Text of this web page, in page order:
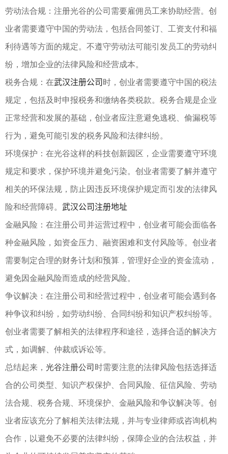
劳动法合规：注册光谷的公司需要雇佣员工来协助经营。创
业者需要遵守中国的劳动法，包括合同签订、工资支付和福
利待遇等方面的规定。不遵守劳动法可能引发员工的劳动纠
纷，增加企业的法律风险和经营成本。
税务合规：在武汉注册公司 时，创业者需要遵守中国的税法
规定，包括及时申报税务和缴纳各类税款。税务合规是企业
正常经营和发展的基础，创业者应注意避免逃税、偷漏税等
行为，避免可能引发的税务风险和法律纠纷。
环境保护：在光谷这样的科技创新园区，企业需要遵守环境
规定和要求，保护环境并避免污染。创业者需要了解并遵守
相关的环保法规，防止因违反环境保护规定而引发的法律风
险和经营障碍。 武汉公司注册地址
金融风险：在注册公司并运营过程中，创业者可能会面临各
种金融风险，如资金压力、融资困难和支付风险等。创业者
需要制定合理的财务计划和预算，管理好企业的资金流动，
避免因金融风险而造成的经营风险。
争议解决：在注册公司和经营过程中，创业者可能会遇到各
种争议和纠纷，如劳动纠纷、合同纠纷和知识产权纠纷等。
创业者需要了解相关的法律程序和途径，选择合适的解决方
式，如调解、仲裁或诉讼等。
总结起来， 光谷注册公司 时需要注意的法律风险包括选择适
合的公司类型、知识产权保护、合同风险、征信风险、劳动
法合规、税务合规、环境保护、金融风险和争议解决等。创
业者应该充分了解相关法律法规，并与专业律师或咨询机构
合作，以避免不必要的法律纠纷，保障企业的合法权益，并